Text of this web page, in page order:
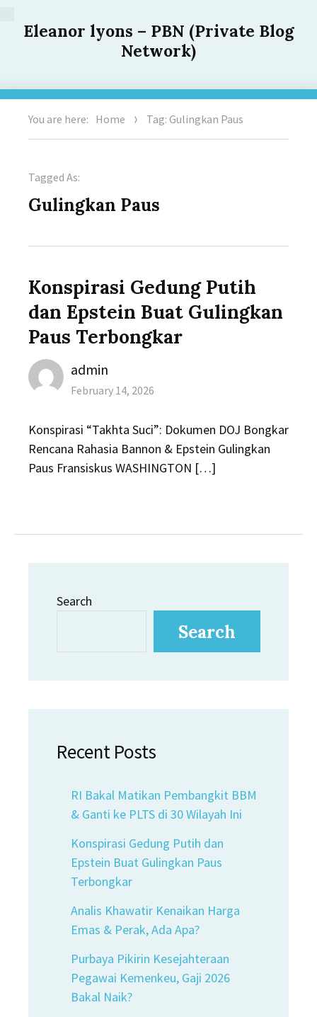
Eleanor lyons – PBN (Private Blog
Network)
You are here: Home Tag: Gulingkan Paus
Tagged As:
Gulingkan Paus
Konspirasi Gedung Putih
dan Epstein Buat Gulingkan
Paus Terbongkar
Author
admin
Posted
February 14, 2026
Konspirasi “Takhta Suci”: Dokumen DOJ Bongkar
Rencana Rahasia Bannon & Epstein Gulingkan
Paus Fransiskus WASHINGTON […]
Search
Search
Recent Posts
RI Bakal Matikan Pembangkit BBM
& Ganti ke PLTS di 30 Wilayah Ini
Konspirasi Gedung Putih dan
Epstein Buat Gulingkan Paus
Terbongkar
Analis Khawatir Kenaikan Harga
Emas & Perak, Ada Apa?
Purbaya Pikirin Kesejahteraan
Pegawai Kemenkeu, Gaji 2026
Bakal Naik?